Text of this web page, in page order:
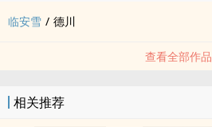
临安雪 / 德川
查看全部作品
相关推荐